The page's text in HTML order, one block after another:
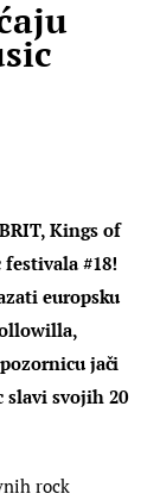
Kings of
#18!
europsku
jači
slavi svojih 20
rock